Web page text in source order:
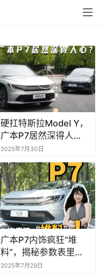
硬扛特斯拉Model Y，
广本P7居然深得人
心？
2025年7月30日
广本P7内饰疯狂“堆
料”，揭秘参数表里没
告诉你的内容！
2025年7月29日